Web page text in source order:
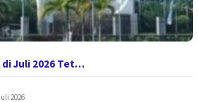
Juli 2026 Tet…
2026